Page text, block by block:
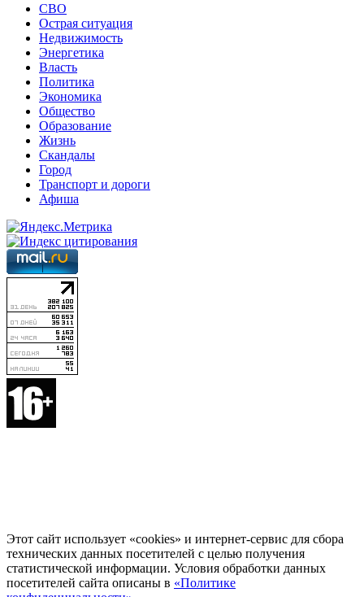
СВО
Острая ситуация
Недвижимость
Энергетика
Власть
Политика
Экономика
Общество
Образование
Жизнь
Скандалы
Город
Транспорт и дороги
Афиша
Этот сайт использует «cookies» и интернет-сервис для сбора
технических данных посетителей с целью получения
статистической информации. Условия обработки данных
посетителей сайта описаны в «Политике